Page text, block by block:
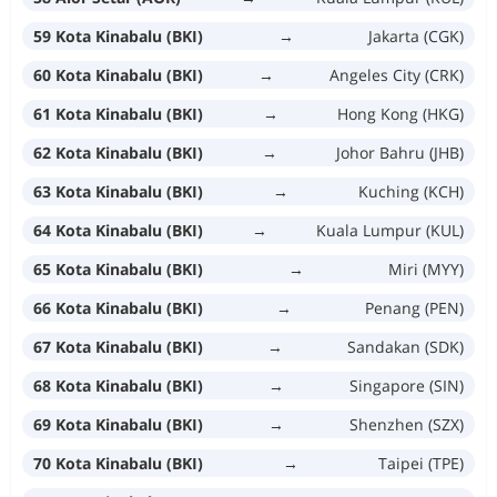
59 Kota Kinabalu (BKI)
→
Jakarta (CGK)
60 Kota Kinabalu (BKI)
→
Angeles City (CRK)
61 Kota Kinabalu (BKI)
→
Hong Kong (HKG)
62 Kota Kinabalu (BKI)
→
Johor Bahru (JHB)
63 Kota Kinabalu (BKI)
→
Kuching (KCH)
64 Kota Kinabalu (BKI)
→
Kuala Lumpur (KUL)
65 Kota Kinabalu (BKI)
→
Miri (MYY)
66 Kota Kinabalu (BKI)
→
Penang (PEN)
67 Kota Kinabalu (BKI)
→
Sandakan (SDK)
68 Kota Kinabalu (BKI)
→
Singapore (SIN)
69 Kota Kinabalu (BKI)
→
Shenzhen (SZX)
70 Kota Kinabalu (BKI)
→
Taipei (TPE)